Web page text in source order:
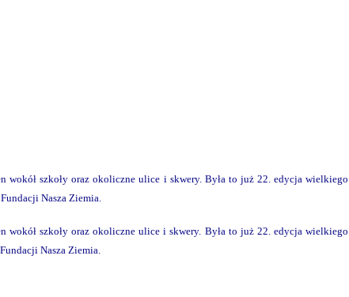
wokół szkoły oraz okoliczne ulice i skwery. Była to już 22. edycja wielkiego
Fundacji Nasza Ziemia.
wokół szkoły oraz okoliczne ulice i skwery. Była to już 22. edycja wielkiego
Nasza Ziemia.